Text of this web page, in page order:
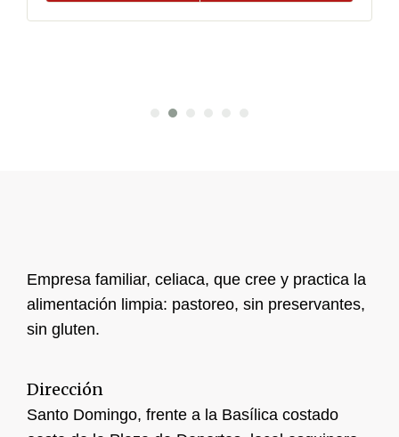
Empresa familiar, celiaca, que cree y practica la
alimentación limpia: pastoreo, sin preservantes,
sin gluten.
Dirección
Santo Domingo, frente a la Basílica costado